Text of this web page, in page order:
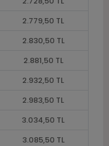
2.779,50 TL
2.830,50 TL
2.881,50 TL
2.932,50 TL
2.983,50 TL
3.034,50 TL
3.085,50 TL